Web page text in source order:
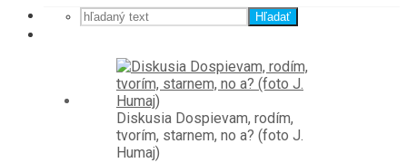
Hľadať
Diskusia Dospievam, rodím,
tvorím, starnem, no a? (foto J.
Humaj)